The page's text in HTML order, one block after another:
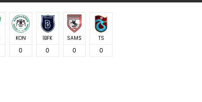
KON
0
İBFK
0
SAMS
0
TS
0